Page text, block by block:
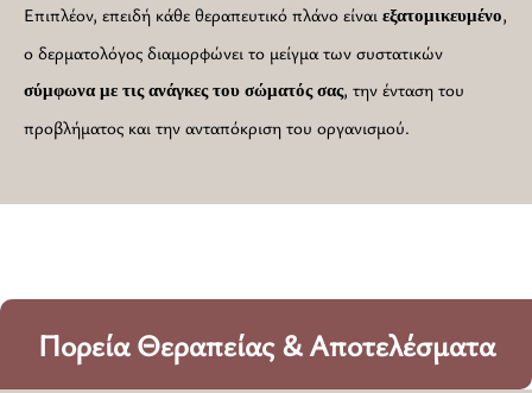
Επιπλέον, επειδή κάθε θεραπευτικό πλάνο είναι εξατομικευμένο,
ο δερματολόγος διαμορφώνει το μείγμα των συστατικών
σύμφωνα με τις ανάγκες του σώματός σας, την ένταση του
προβλήματος και την ανταπόκριση του οργανισμού.
Πορεία Θεραπείας & Αποτελέσματα